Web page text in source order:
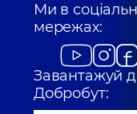
Ми в
мережах:
Завантажуй
Добробут: